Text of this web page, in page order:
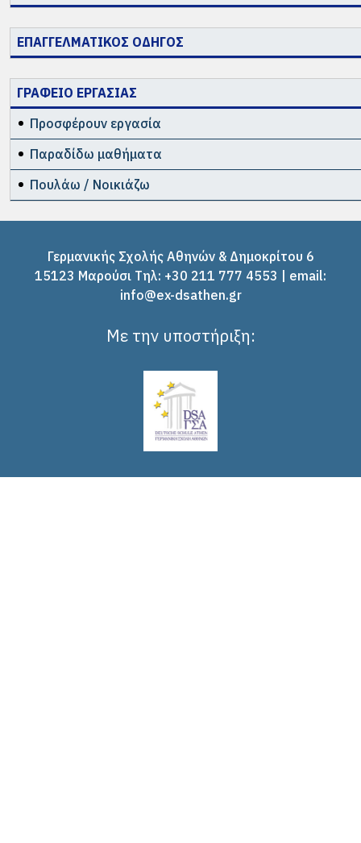
ΕΠΑΓΓΕΛΜΑΤΙΚΟΣ ΟΔΗΓΟΣ
ΓΡΑΦΕΙΟ ΕΡΓΑΣΙΑΣ
Προσφέρουν εργασία
Παραδίδω μαθήματα
Πουλάω / Νοικιάζω
Γερμανικής Σχολής Αθηνών & Δημοκρίτου 6
15123 Μαρούσι Tηλ: +30 211 777 4553 | email:
info@ex-dsathen.gr
Με την υποστήριξη: